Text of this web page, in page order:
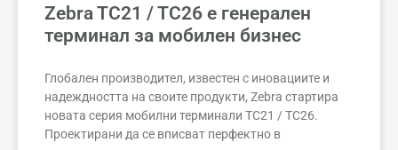
Zebra TC21 / TC26 е генерален
терминал за мобилен бизнес
Глобален производител, известен с иновациите и
надеждността на своите продукти, Zebra стартира
новата серия мобилни терминали TC21 / TC26.
Проектирани да се вписват перфектно в